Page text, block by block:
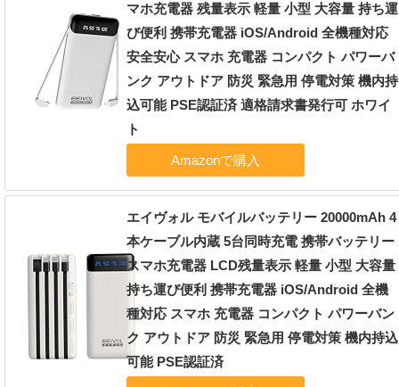
マホ充電器 残量表示 軽量 小型 大容量 持ち運
び便利 携帯充電器 iOS/Android 全機種対応
安全安心 スマホ 充電器 コンパクト パワーバ
ンク アウトドア 防災 緊急用 停電対策 機内持
込可能 PSE認証済 適格請求書発行可 ホワイ
ト
エイヴォル モバイルバッテリー 20000mAh 4
本ケーブル内蔵 5台同時充電 携帯バッテリー
スマホ充電器 LCD残量表示 軽量 小型 大容量
持ち運び便利 携帯充電器 iOS/Android 全機
種対応 スマホ 充電器 コンパクト パワーバン
ク アウトドア 防災 緊急用 停電対策 機内持込
可能 PSE認証済